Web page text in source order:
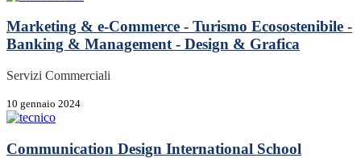
Marketing & e-Commerce - Turismo Ecosostenibile -
Banking & Management - Design & Grafica
Servizi Commerciali
10 gennaio 2024
Communication Design International School